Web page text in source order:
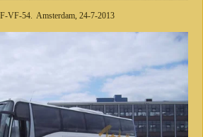
VF-54. Amsterdam, 24-7-2013